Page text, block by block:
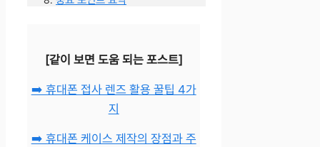
[같이 보면 도움 되는 포스트]
➡️ 휴대폰 접사 렌즈 활용 꿀팁 4가
지
➡️ 휴대폰 케이스 제작의 장점과 주